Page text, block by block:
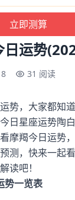
日运势
31 阅读
势，大家都知
日星座运势陶
摩羯今日运势
测，快来一起
读吧！
势一览表